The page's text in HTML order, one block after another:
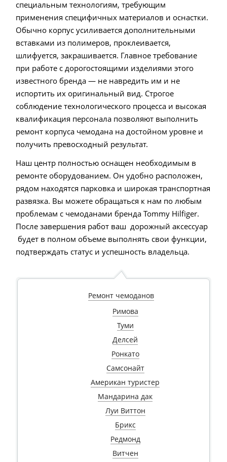
специальным технологиям, требующим
применения специфичных материалов и оснастки.
Обычно корпус усиливается дополнительными
вставками из полимеров, проклеивается,
шлифуется, закрашивается. Главное требование
при работе с дорогостоящими изделиями этого
известного бренда — не навредить им и не
испортить их оригинальный вид. Строгое
соблюдение технологического процесса и высокая
квалификация персонала позволяют выполнить
ремонт корпуса чемодана на достойном уровне и
получить превосходный результат.
Наш центр полностью оснащен необходимым в
ремонте оборудованием. Он удобно расположен,
рядом находятся парковка и широкая транспортная
развязка. Вы можете обращаться к нам по любым
проблемам с чемоданами бренда Tommy Hilfiger.
После завершения работ ваш дорожный аксессуар
будет в полном объеме выполнять свои функции,
подтверждать статус и успешность владельца.
Ремонт чемоданов
Римова
Туми
Делсей
Ронкато
Самсонайт
Американ туристер
Мандарина дак
Луи Виттон
Брикс
Редмонд
Витчен